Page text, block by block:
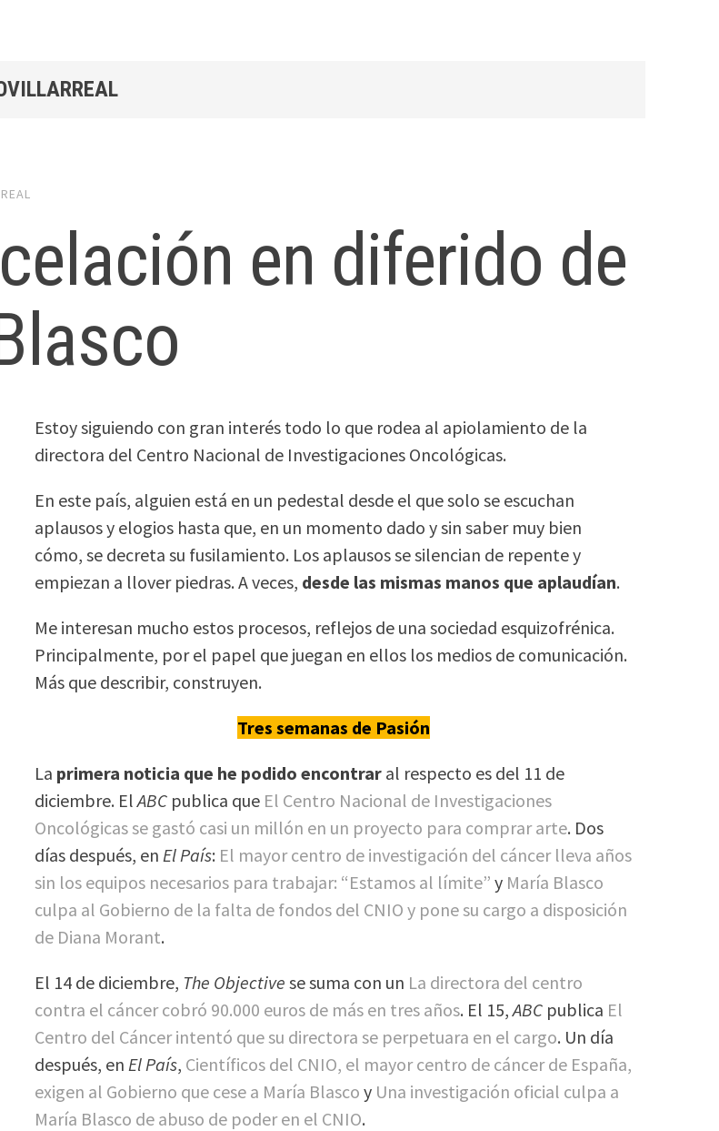
en diferido de
Estoy siguiendo con gran interés todo lo que rodea al apiolamiento de la
directora del Centro Nacional de Investigaciones Oncológicas.
En este país, alguien está en un pedestal desde el que solo se escuchan
aplausos y elogios hasta que, en un momento dado y sin saber muy bien
cómo, se decreta su fusilamiento. Los aplausos se silencian de repente y
empiezan a llover piedras. A veces, desde las mismas manos que aplaudían.
Me interesan mucho estos procesos, reflejos de una sociedad esquizofrénica.
Principalmente, por el papel que juegan en ellos los medios de comunicación.
Más que describir, construyen.
Tres semanas de Pasión
La primera noticia que he podido encontrar al respecto es del 11 de
diciembre. ElABC publica que El Centro Nacional de Investigaciones
Oncológicas se gastó casi un millón en un proyecto para comprar arte. Dos
días después, en El País: El mayor centro de investigación del cáncer lleva años
sin los equipos necesarios para trabajar: “Estamos al límite” y María Blasco
culpa al Gobierno de la falta de fondos del CNIO y pone su cargo a disposición
de Diana Morant.
El 14 de diciembre, The Objective se suma con un La directora del centro
contra el cáncer cobró 90.000 euros de más en tres años. El 15,ABC publica El
Centro del Cáncer intentó que su directora se perpetuara en el cargo. Un día
después, en El País, Científicos del CNIO, el mayor centro de cáncer de España,
exigen al Gobierno que cese a María Blasco y Una investigación oficial culpa a
María Blasco de abuso de poder en el CNIO.